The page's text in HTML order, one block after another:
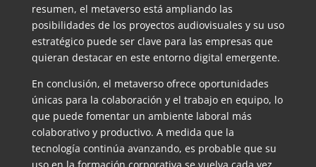
resumen, el metaverso está ampliando las
posibilidades de los proyectos audiovisuales y su uso
estratégico puede ser clave para las empresas que
quieran destacar en este entorno digital emergente.
En conclusión, el metaverso ofrece oportunidades
únicas para la colaboración y el trabajo en equipo, lo
que puede fomentar un ambiente laboral más
colaborativo y productivo. A medida que la
tecnología continúa avanzando, es probable que su
uso en la formación corporativa se vuelva cada vez